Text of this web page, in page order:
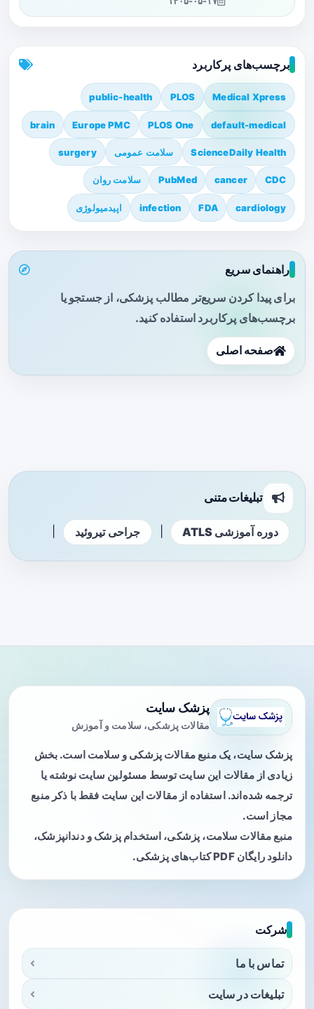
برچسب‌های پرکاربرد
Medical Xpress
PLOS
public-health
default-medical
PLOS One
Europe PMC
brain
ScienceDaily Health سلامت عمومی surgery
CDC
cancer
PubMed سلامت روان
cardiology
FDA
infection اپیدمیولوژی
راهنمای سریع
برای پیدا کردن سریع‌تر مطالب پزشکی، از جستجو یا
برچسب‌های پرکاربرد استفاده کنید.
صفحه اصلی
تبلیغات متنی
دوره آموزشی ATLS جراحی تیروئید
پزشک سایت
مقالات پزشکی، سلامت و آموزش
پزشک سایت، یک منبع مقالات پزشکی و سلامت است. بخش
زیادی از مقالات این سایت توسط مسئولین سایت نوشته یا
ترجمه شده‌اند. استفاده از مقالات این سایت فقط با ذکر منبع
مجاز است.
منبع مقالات سلامت، پزشکی، استخدام پزشک و دندانپزشک،
دانلود رایگان PDF کتاب‌های پزشکی.
شرکت
تماس با ما
تبلیغات در سایت